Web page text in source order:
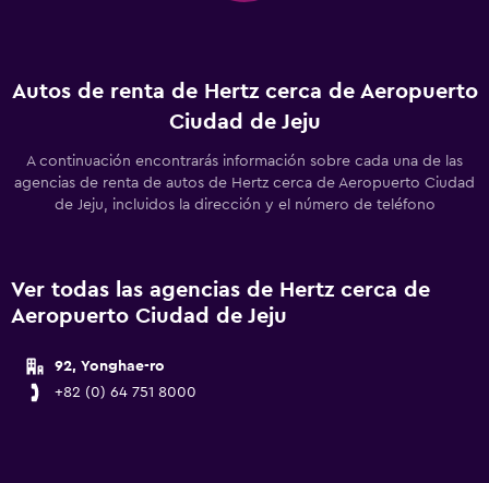
Autos de renta de Hertz cerca de Aeropuerto
Ciudad de Jeju
A continuación encontrarás información sobre cada una de las
agencias de renta de autos de Hertz cerca de Aeropuerto Ciudad
de Jeju, incluidos la dirección y el número de teléfono
Ver todas las agencias de Hertz cerca de
Aeropuerto Ciudad de Jeju
92, Yonghae-ro
+82 (0) 64 751 8000